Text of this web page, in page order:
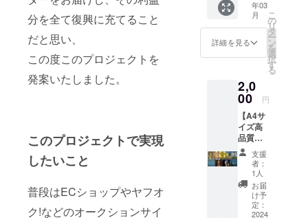
分を全て復興に充てること
だと思い、
この度このプロジェクトを
発案いたしました。
このプロジェクトで実現
したいこと
普段はECショップやヤフオ
ク!などのオークションサイ
から選
んでい
ただ
き、 ご
リスト
から選
択いた
だき、
備考欄
に記載
下さ
い。 ※
備考欄
に記載
がない
場合は
セット
商品サ
イズ...
148mm
×
100mm
望の商
品ジャ
ンルを
オプ
ション
から選
んでい
ただ
き、 ご
希望の
作品を
画像の
年03
月
詳細を見る
こ
の
リ
タ
ー
ン
を
選
択
す
る
2,0
00 円
【A4サ
イズ高
品質ポ
ス
ター】
商品名...
A4サイ
ズ高品
質ポス
ター 数
支援
者：
1人
お届
け予
定：
2024